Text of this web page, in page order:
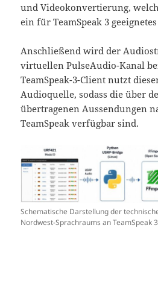
und Videokonvertierung,
ein für TeamSpeak 3
Anschließend wird der
virtuellen PulseAudio-Kanal
TeamSpeak-3-Client nutzt
Audioquelle, sodass die über
übertragenen Aussendungen
TeamSpeak verfügbar sind.
Schematische Darstellung der
Nordwest-Sprachraums an TeamSpeak